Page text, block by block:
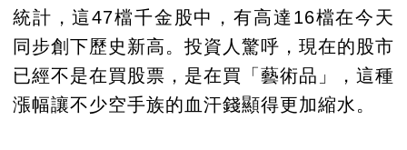
統計，這47檔千金股中，有高達16檔在今天
同步創下歷史新高。投資人驚呼，現在的股市
已經不是在買股票，是在買「藝術品」，這種
漲幅讓不少空手族的血汗錢顯得更加縮水。